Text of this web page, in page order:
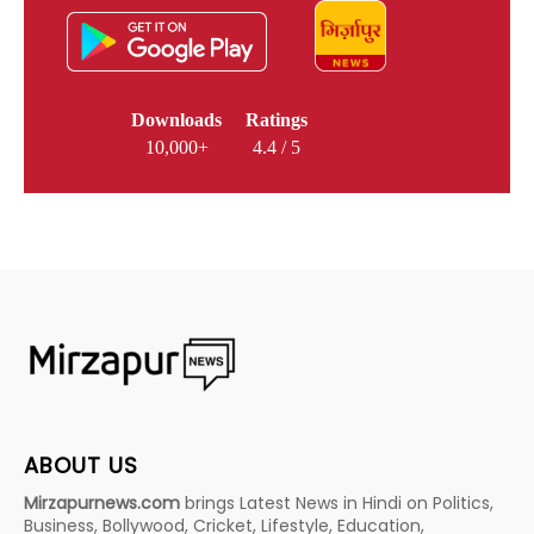
Downloads
10,000+
Ratings
4.4 / 5
ABOUT US
Mirzapurnews.com brings Latest News in Hindi on Politics,
Business, Bollywood, Cricket, Lifestyle, Education,